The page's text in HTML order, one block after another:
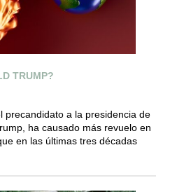
TRUMP?
precandidato a la presidencia de
ha causado más revuelo en
en las últimas tres décadas